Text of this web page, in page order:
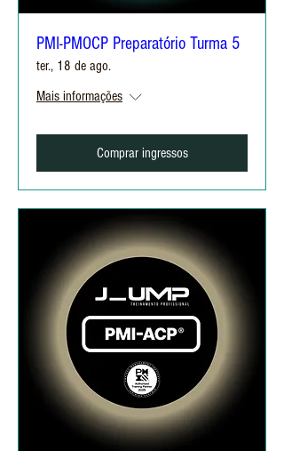
PMI-PMOCP Preparatório Turma 5
ter., 18 de ago.
Mais informações
Comprar ingressos